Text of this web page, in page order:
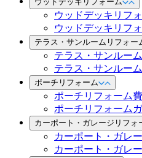
ウッドデッキリフ
ウッドデッキリフ
テラス・サンルームリフォー
テラス・サンルー
テラス・サンルー
ポーチリフォーム
ポーチリフォーム
ポーチリフォーム
カーポート・ガレージリフォ
カーポート・ガレ
カーポート・ガレ